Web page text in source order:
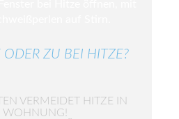
ODER ZU BEI HITZE?
VERMEIDET HITZE IN
WOHNUNG!